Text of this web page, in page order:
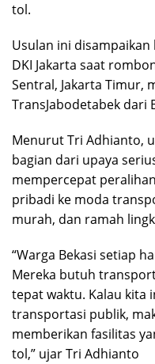
tol.
Usulan ini
DKI Jakarta saat
Sentral, Jakarta Timur,
TransJabodetabek dari
Menurut Tri Adhianto,
bagian dari upaya
mempercepat
pribadi ke moda
murah, dan ramah
“Warga Bekasi setiap
Mereka butuh
tepat waktu. Kalau kita
transportasi publik,
memberikan fasilitas
tol,” ujar Tri Adhianto